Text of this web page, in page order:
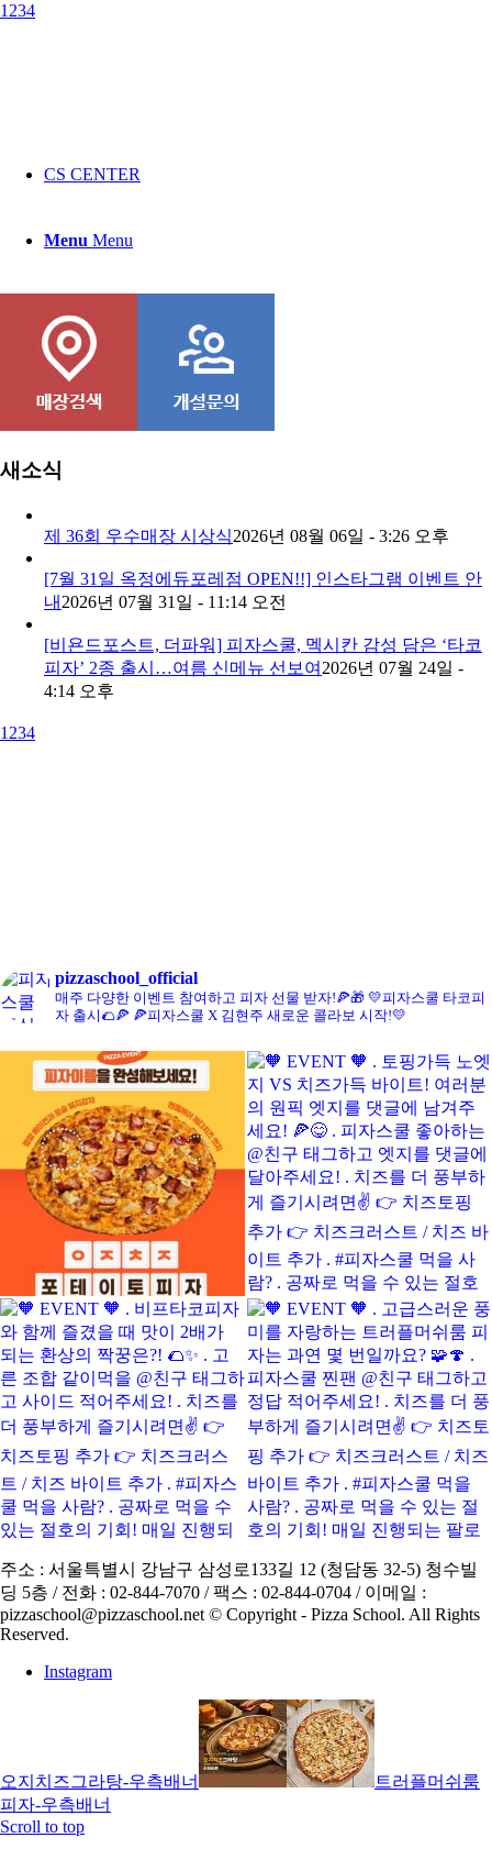
CS CENTER
Menu Menu
1 234
새소식
제 36회 우수매장 시상식2026년 08월 06일 - 3:26 오후
[7월 31일 옥정에듀포레점 OPEN!!] 인스타그램 이벤트 안
내 2026년 07월 31일 - 11:14 오전
[비욘드포스트, 더파워] 피자스쿨, 멕시칸 감성 담은 ‘타코
피자’ 2종 출시…여름 신메뉴 선보여 2026년 07월 24일 -
4:14 오후
1234
콘치즈피자
pizzaschool_official
매주 다양한 이벤트 참여하고 피자 선물 받자!🍕🎁 💛피자스쿨 타코피
자 출시🌮🍕 🍕피자스쿨 X 김현주 새로운 콜라보 시작!💛
주소 : 서울특별시 강남구 삼성로133길 12 (청담동 32-5) 청수빌
딩 5층 / 전화 : 02-844-7070 / 팩스 : 02-844-0704 / 이메일 :
pizzaschool@pizzaschool.net © Copyright - Pizza School. All Rights
Reserved.
Instagram
오지치즈그라탕-우측배너
트러플머쉬룸
피자-우측배너
Scroll to top